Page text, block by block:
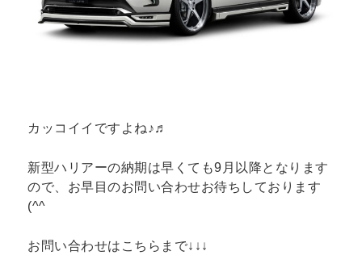
カッコイイですよね♪♬
新型ハリアーの納期は早くても9月以降となります
ので、お早目のお問い合わせお待ちしております
(^^ゞ
お問い合わせはこちらまで↓↓↓